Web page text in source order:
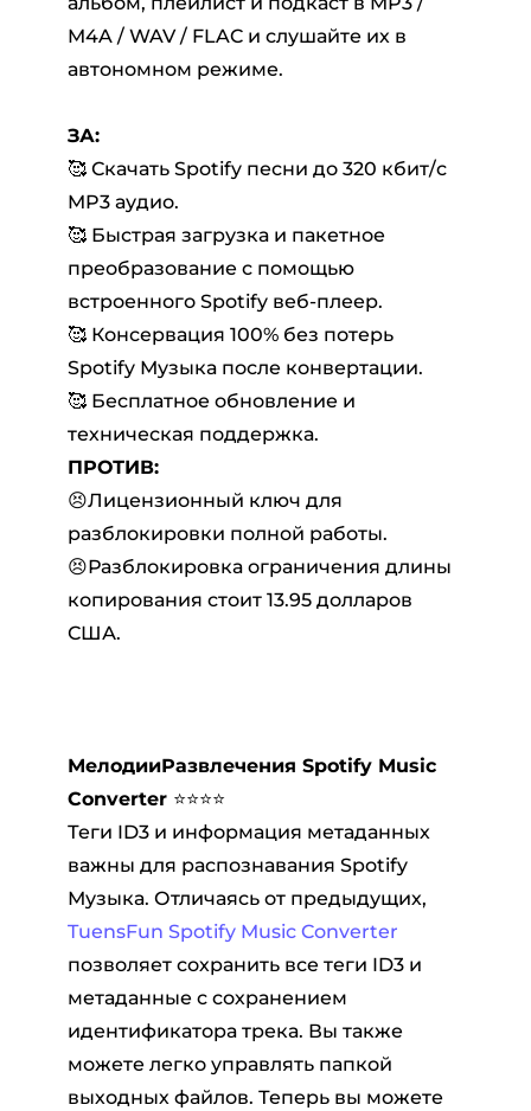
M4A / WAV / FLAC и слушайте их в
автономном режиме.
ЗА:
🥰 Скачать Spotify песни до 320 кбит/с
MP3 аудио.
🥰 Быстрая загрузка и пакетное
преобразование с помощью
встроенного Spotify веб-плеер.
🥰 Консервация 100% без потерь
Spotify Музыка после конвертации.
🥰 Бесплатное обновление и
техническая поддержка.
ПРОТИВ:
😣Лицензионный ключ для
разблокировки полной работы.
😣Разблокировка ограничения длины
копирования стоит 13.95 долларов
США.
МелодииРазвлечения Spotify Music
Converter ⭐⭐⭐⭐
Теги ID3 и информация метаданных
важны для распознавания Spotify
Музыка. Отличаясь от предыдущих,
TuensFun Spotify Music Converter
позволяет сохранить все теги ID3 и
метаданные с сохранением
идентификатора трека. Вы также
можете легко управлять папкой
выходных файлов. Теперь вы можете